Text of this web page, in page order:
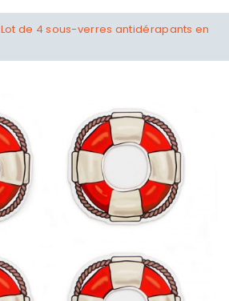
Lot de 4 sous-verres antidérapants en